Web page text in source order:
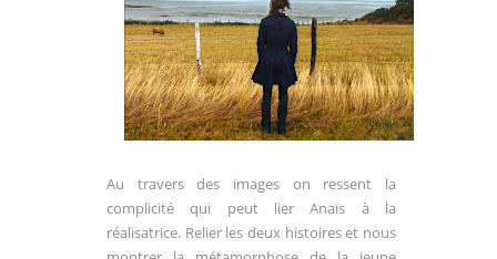
Au travers des images on ressent la
complicité qui peut lier Anaïs à la
réalisatrice. Relier les deux histoires et nous